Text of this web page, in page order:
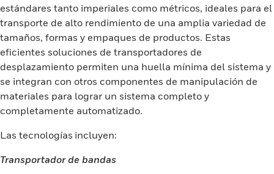
estándares tanto imperiales como métricos, ideales para el
transporte de alto rendimiento de una amplia variedad de
tamaños, formas y empaques de productos. Estas
eficientes soluciones de transportadores de
desplazamiento permiten una huella mínima del sistema y
se integran con otros componentes de manipulación de
materiales para lograr un sistema completo y
completamente automatizado.
Las tecnologías incluyen:
Transportador de bandas